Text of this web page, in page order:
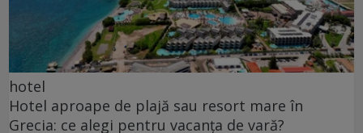
hotel
Hotel aproape de plajă sau resort mare în
Grecia: ce alegi pentru vacanța de vară?